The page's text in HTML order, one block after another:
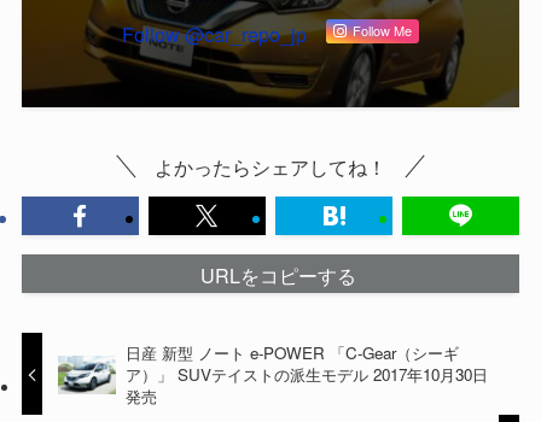
Follow @car_repo_jp Follow Me
よかったらシェアしてね！
URLをコピーする
日産 新型 ノート e-POWER 「C-Gear（シーギ
ア）」 SUVテイストの派生モデル 2017年10月30日
発売